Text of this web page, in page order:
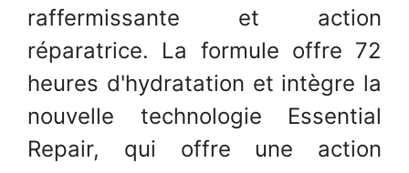
raffermissante et action
réparatrice. La formule offre 72
heures d'hydratation et intègre la
nouvelle technologie Essential
Repair, qui offre une action